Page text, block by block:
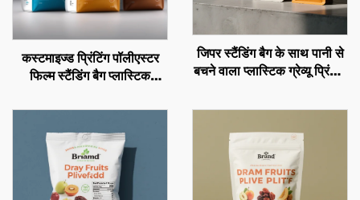
कस्टमाइज्ड प्रिंटिंग पॉलीएस्टर
फिल्म स्टैंडिंग बैग प्लास्टिक
गंध प्रतिरोधी पेट बैग पैकेजिंग
जिपर स्टैंडिंग बैग के साथ पानी से
बचने वाला प्लास्टिक ग्रेव्यू प्रिंटिंग
मिठाई पाउडर, भोजन पैकेजिंग